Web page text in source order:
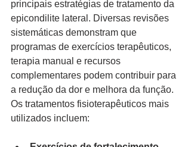
principais estratégias de tratamento da
epicondilite lateral. Diversas revisões
sistemáticas demonstram que
programas de exercícios terapêuticos,
terapia manual e recursos
complementares podem contribuir para
a redução da dor e melhora da função.
Os tratamentos fisioterapêuticos mais
utilizados incluem: